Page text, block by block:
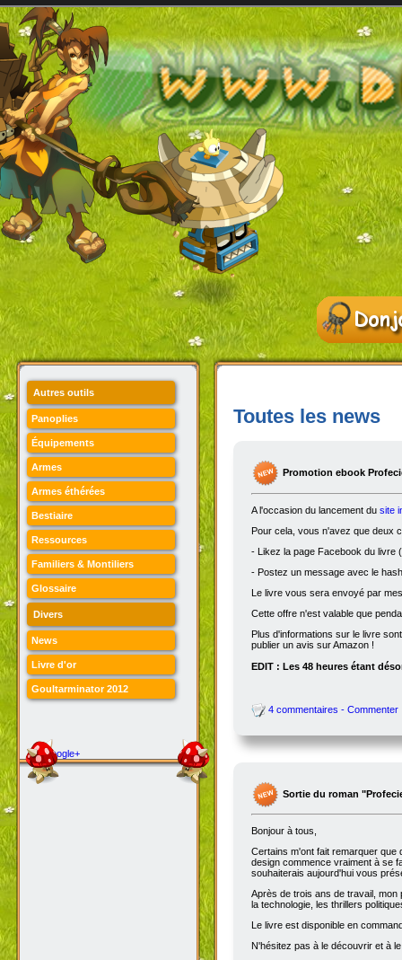
Autres outils
Panoplies
Équipements
Armes
Armes éthérées
Bestiaire
Ressources
Familiers & Montiliers
Glossaire
Divers
News
Livre d'or
Goultarminator 2012
Google+
Toutes les news
Promotion ebook
A l'occasion du lancement du site
Pour cela, vous n'avez que deux
- Likez la page Facebook du livre (
- Postez un message avec le
Le livre vous sera envoyé par
Cette offre n'est valable que
Plus d'informations sur le livre
publier un avis sur Amazon !
EDIT : Les 48 heures étant
4 commentaires - Commenter
Sortie du roman
Bonjour à tous,
Certains m'ont fait remarquer que
design commence vraiment à se
souhaiterais aujourd'hui vous
Après de trois ans de travail,
la technologie, les thrillers
Le livre est disponible en
N'hésitez pas à le découvrir et à